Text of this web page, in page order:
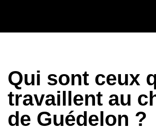
Qui sont ceux
travaillent au
de Guédelon ?